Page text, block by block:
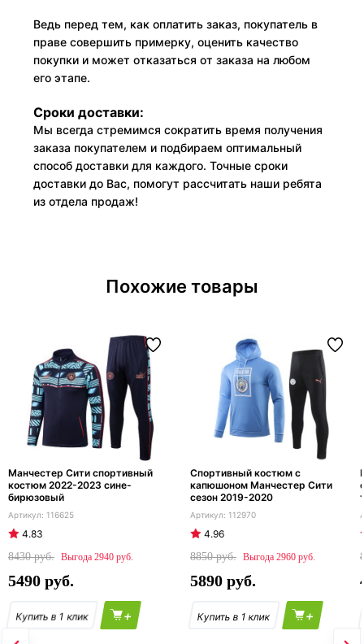
Ведь перед тем, как оплатить заказ, покупатель в
праве совершить примерку, оценить качество
покупки и может отказаться от заказа на любом
его этапе.
Сроки доставки:
Мы всегда стремимся сократить время получения
заказа покупателем и подбираем оптимальный
способ доставки для каждого. Точные сроки
доставки до Вас, помогут рассчитать наши ребята
из отдела продаж!
Похожие товары
Манчестер Сити спортивный
костюм 2022-2023 сине-
бирюзовый
116625
4.83
8430
2940
5490
+
Спортивный костюм с
капюшоном Манчестер Сити
сезон 2019-2020
112970
4.96
8850
2960
5890
+